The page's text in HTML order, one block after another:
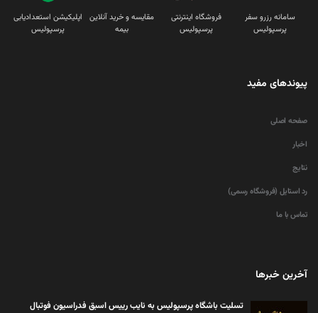
سامانه رزرو سفر
پرسپولیس
فروشگاه اینترنتی
پرسپولیس
مقایسه و خرید آنلاین
بیمه
اپلیکیشن استعدادیابی
پرسپولیس
پیوندهای مفید
صفحه اصلی
اخبار
نتایج
رد استایل (فروشگاه رسمی)
تماس با ما
آخرین خبرها
تسلیت باشگاه پرسپولیس به نایب رییس اسبق فدراسیون فوتبال